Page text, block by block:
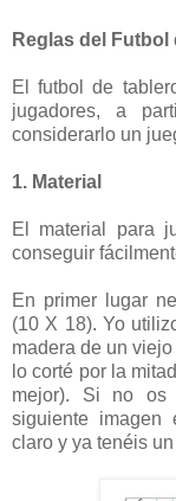
Reglas del Futbol
El futbol de
jugadores, a
considerarlo un
1. Material
El material para
conseguir
En primer lugar
(10 X 18). Yo
madera de un
lo corté por la
mejor). Si no os
siguiente imagen
claro y ya tenéis